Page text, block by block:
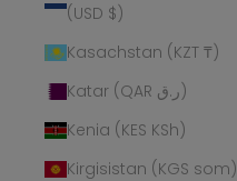
(USD $)
Kasachstan (KZT ₸)
Katar (QAR ر.ق)
Kenia (KES KSh)
Kirgisistan (KGS som)